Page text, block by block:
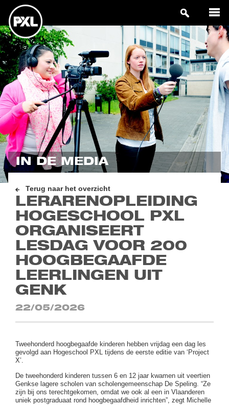
IN DE MEDIA
Terug naar het overzicht
LERARENOPLEIDING
HOGESCHOOL PXL
ORGANISEERT
LESDAG VOOR 200
HOOGBEGAAFDE
LEERLINGEN UIT
GENK
22/05/2026
Tweehonderd hoogbegaafde kinderen hebben vrijdag een dag les
gevolgd aan Hogeschool PXL tijdens de eerste editie van ‘Project
X’.
De tweehonderd kinderen tussen 6 en 12 jaar kwamen uit veertien
Genkse lagere scholen van scholengemeenschap De Speling. “Ze
zijn bij ons terechtgekomen, omdat we ook al een in Vlaanderen
uniek postgraduaat rond hoogbegaafdheid inrichten”, zegt Michelle